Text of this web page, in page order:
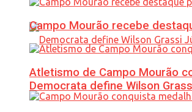
Democrata define Wilson
Campo Mourão recebe
Atletismo de Campo Mourão